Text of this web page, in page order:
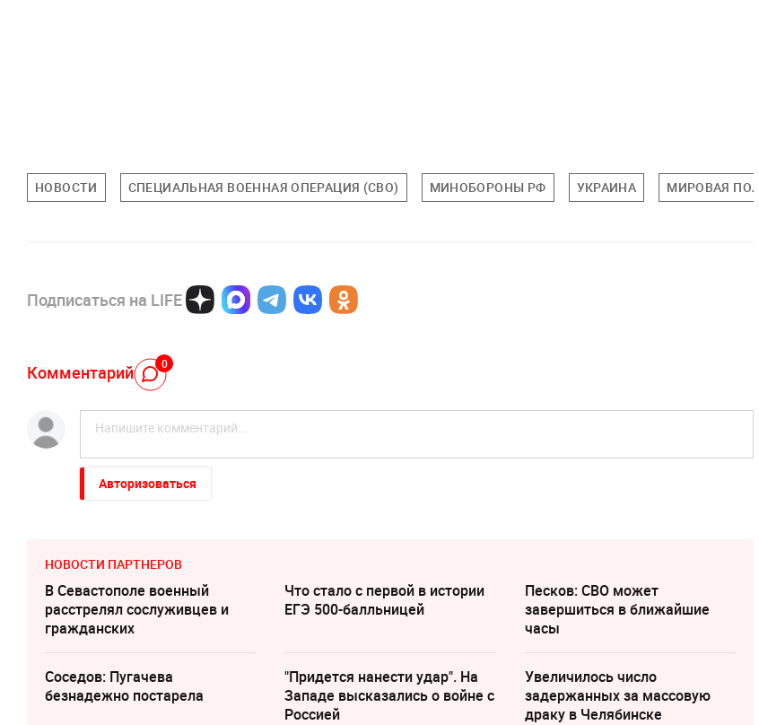
НОВОСТИ СПЕЦИАЛЬНАЯ ВОЕННАЯ ОПЕРАЦИЯ (СВО) МИНОБОРОНЫ РФ УКРАИНА МИРОВАЯ
Подписаться на LIFE
Комментарий 0
Авторизоваться
НОВОСТИ ПАРТНЕРОВ
В Севастополе военный
расстрелял сослуживцев и
гражданских
Что стало с первой в истории
ЕГЭ 500-балльницей
Песков: СВО может
завершиться в ближайшие
часы
Соседов: Пугачева
безнадежно постарела
"Придется нанести удар". На
Западе высказались о войне с
Россией
Увеличилось число
задержанных за массовую
драку в Челябинске